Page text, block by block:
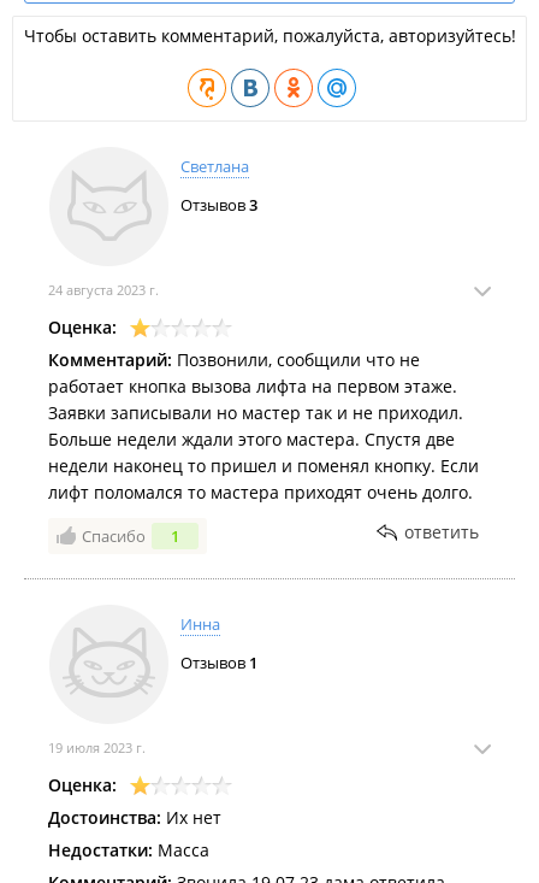
Чтобы оставить комментарий, пожалуйста, авторизуйтесь!
Светлана
Отзывов3
24 августа 2023 г.
Оценка:
Комментарий: Позвонили, сообщили что не
работает кнопка вызова лифта на первом этаже.
Заявки записывали но мастер так и не приходил.
Больше недели ждали этого мастера. Спустя две
недели наконец то пришел и поменял кнопку. Если
лифт поломался то мастера приходят очень долго.
Спасибо 1 ответить
Инна
Отзывов 1
19 июля 2023 г.
Оценка:
Достоинства: Их нет
Недостатки: Масса